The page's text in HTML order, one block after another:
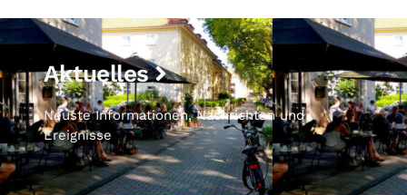
Aktuelles
Neuste Informationen, Nachrichten und
Ereignisse